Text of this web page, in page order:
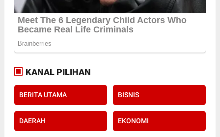
KANAL PILIHAN
BERITA UTAMA BISNIS
DAERAH EKONOMI